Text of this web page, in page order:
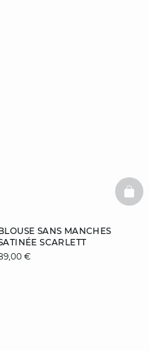
SANS MANCHES
SCARLETT
€